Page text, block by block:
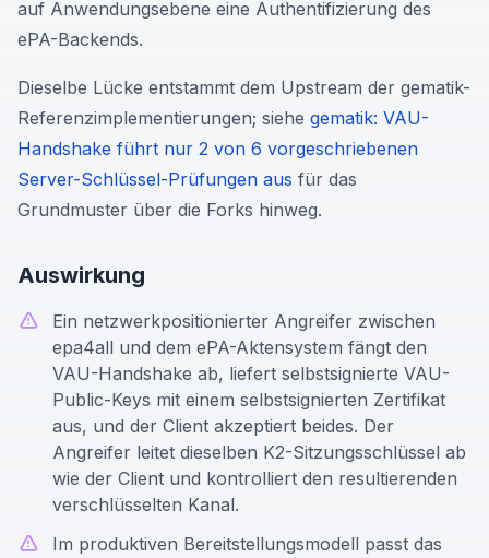
auf Anwendungsebene eine Authentifizierung des
ePA-Backends.
Dieselbe Lücke entstammt dem Upstream der gematik-
Referenzimplementierungen; siehe gematik: VAU-
Handshake führt nur 2 von 6 vorgeschriebenen
Server-Schlüssel-Prüfungen aus für das
Grundmuster über die Forks hinweg.
Auswirkung
Ein netzwerkpositionierter Angreifer zwischen
epa4all und dem ePA-Aktensystem fängt den
VAU-Handshake ab, liefert selbstsignierte VAU-
Public-Keys mit einem selbstsignierten Zertifikat
aus, und der Client akzeptiert beides. Der
Angreifer leitet dieselben K2-Sitzungsschlüssel ab
wie der Client und kontrolliert den resultierenden
verschlüsselten Kanal.
Im produktiven Bereitstellungsmodell passt das